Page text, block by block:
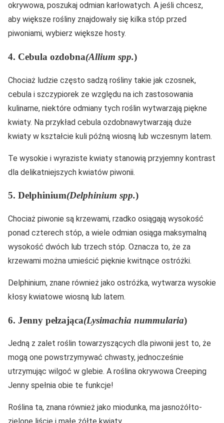
okrywowa, poszukaj odmian karłowatych. A jeśli chcesz,
aby większe rośliny znajdowały się kilka stóp przed
piwoniami, wybierz większe hosty.
4. Cebula ozdobna(Allium spp.)
Chociaż ludzie często sadzą rośliny takie jak czosnek,
cebula i szczypiorek ze względu na ich zastosowania
kulinarne, niektóre odmiany tych roślin wytwarzają piękne
kwiaty. Na przykład cebula ozdobnawytwarzają duże
kwiaty w kształcie kuli późną wiosną lub wczesnym latem.
Te wysokie i wyraziste kwiaty stanowią przyjemny kontrast
dla delikatniejszych kwiatów piwonii.
5. Delphinium(Delphinium spp.)
Chociaż piwonie są krzewami, rzadko osiągają wysokość
ponad czterech stóp, a wiele odmian osiąga maksymalną
wysokość dwóch lub trzech stóp. Oznacza to, że za
krzewami można umieścić pięknie kwitnące ostróżki.
Delphinium, znane również jako ostróżka, wytwarza wysokie
kłosy kwiatowe wiosną lub latem.
6. Jenny pełzająca(Lysimachia nummularia)
Jedną z zalet roślin towarzyszących dla piwonii jest to, że
mogą one powstrzymywać chwasty, jednocześnie
utrzymując wilgoć w glebie. A roślina okrywowa Creeping
Jenny spełnia obie te funkcje!
Roślina ta, znana również jako miodunka, ma jasnożółto-